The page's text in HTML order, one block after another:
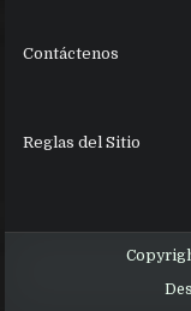
Contáctenos
Reglas del Sitio